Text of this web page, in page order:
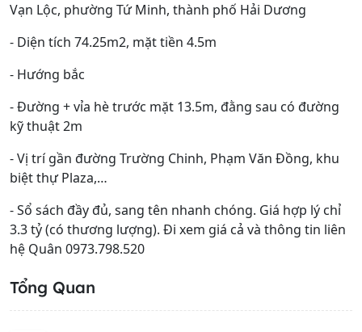
Vạn Lộc, phường Tứ Minh, thành phố Hải Dương
- Diện tích 74.25m2, mặt tiền 4.5m
- Hướng bắc
- Đường + vỉa hè trước mặt 13.5m, đằng sau có đường
kỹ thuật 2m
- Vị trí gần đường Trường Chinh, Phạm Văn Đồng, khu
biệt thự Plaza,…
- Sổ sách đầy đủ, sang tên nhanh chóng. Giá hợp lý chỉ
3.3 tỷ (có thương lượng). Đi xem giá cả và thông tin liên
hệ Quân 0973.798.520
Tổng Quan